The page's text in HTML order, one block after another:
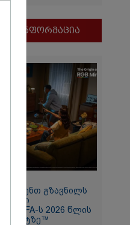
ინფორმაცია
გზავნილს
FIFA-ს 2026 წლის